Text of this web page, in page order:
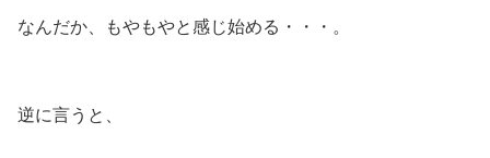
なんだか、もやもやと感じ始める・・・。
逆に言うと、